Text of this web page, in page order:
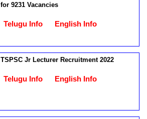
for 9231 Vacancies
Telugu Info English Info
TSPSC Jr Lecturer Recruitment 2022
Telugu Info English Info